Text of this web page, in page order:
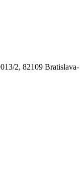
2, 82109 Bratislava-